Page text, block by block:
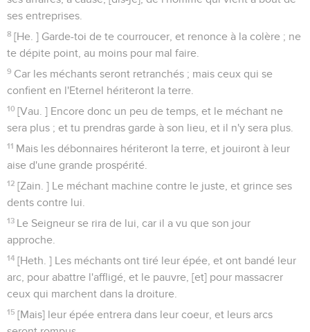
ses entreprises.
8 [He. ] Garde-toi de te courroucer, et renonce à la colère ; ne
te dépite point, au moins pour mal faire.
9 Car les méchants seront retranchés ; mais ceux qui se
confient en l'Eternel hériteront la terre.
10 [Vau. ] Encore donc un peu de temps, et le méchant ne
sera plus ; et tu prendras garde à son lieu, et il n'y sera plus.
11 Mais les débonnaires hériteront la terre, et jouiront à leur
aise d'une grande prospérité.
12 [Zain. ] Le méchant machine contre le juste, et grince ses
dents contre lui.
13 Le Seigneur se rira de lui, car il a vu que son jour
approche.
14 [Heth. ] Les méchants ont tiré leur épée, et ont bandé leur
arc, pour abattre l'affligé, et le pauvre, [et] pour massacrer
ceux qui marchent dans la droiture.
15 [Mais] leur épée entrera dans leur coeur, et leurs arcs